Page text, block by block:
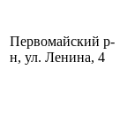
Первомайский р-
н, ул. Ленина, 4